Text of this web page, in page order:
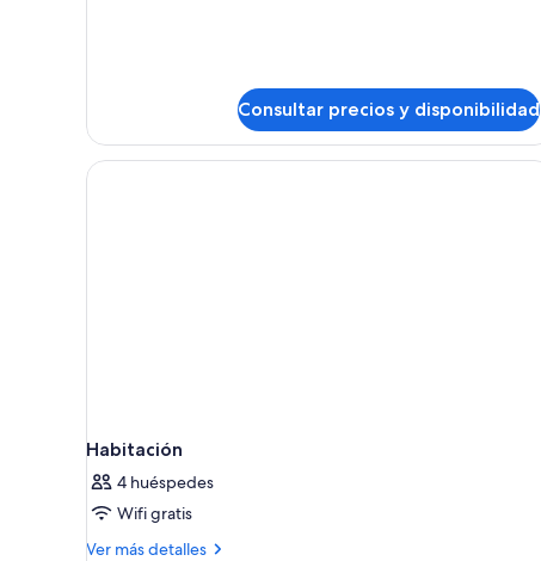
Consultar precios y disponibilidad
Habitación
4 huéspedes
Wifi gratis
Ver más detalles
Más